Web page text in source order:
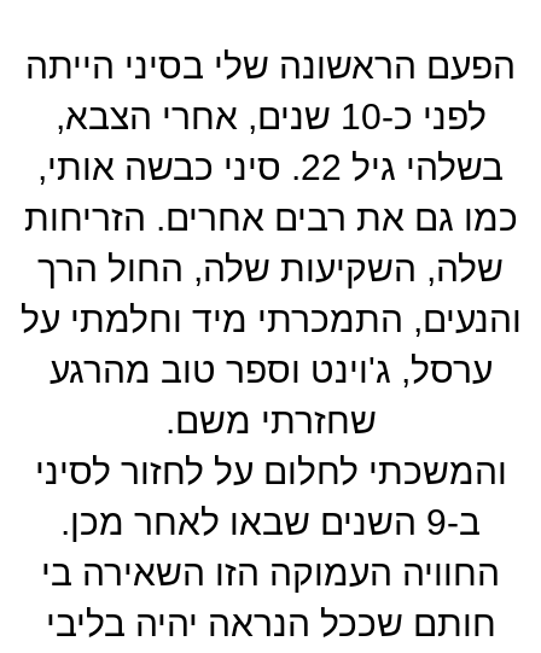
הפעם הראשונה שלי בסיני הייתה
לפני כ-10 שנים, אחרי הצבא,
בשלהי גיל 22. סיני כבשה אותי,
כמו גם את רבים אחרים. הזריחות
שלה, השקיעות שלה, החול הרך
והנעים, התמכרתי מיד וחלמתי על
ערסל, ג'וינט וספר טוב מהרגע
שחזרתי משם.
והמשכתי לחלום על לחזור לסיני
ב-9 השנים שבאו לאחר מכן.
החוויה העמוקה הזו השאירה בי
חותם שככל הנראה יהיה בליבי